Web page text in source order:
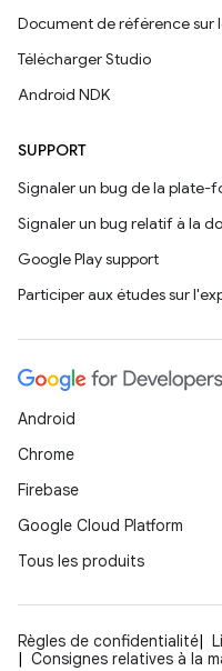
Document de référence sur
Télécharger Studio
Android NDK
SUPPORT
Signaler un bug de la plate-
Signaler un bug relatif à la
Google Play support
Participer aux études sur
Android
Chrome
Firebase
Google Cloud Platform
Tous les produits
Règles de confidentialité
Consignes relatives à la